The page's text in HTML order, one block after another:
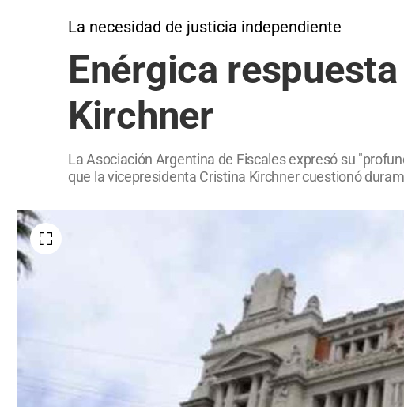
La necesidad de justicia independiente
Enérgica
Kirchner
La Asociación Argentina de Fiscales expresó su
que la vicepresidenta Cristina Kirchner cuestionó